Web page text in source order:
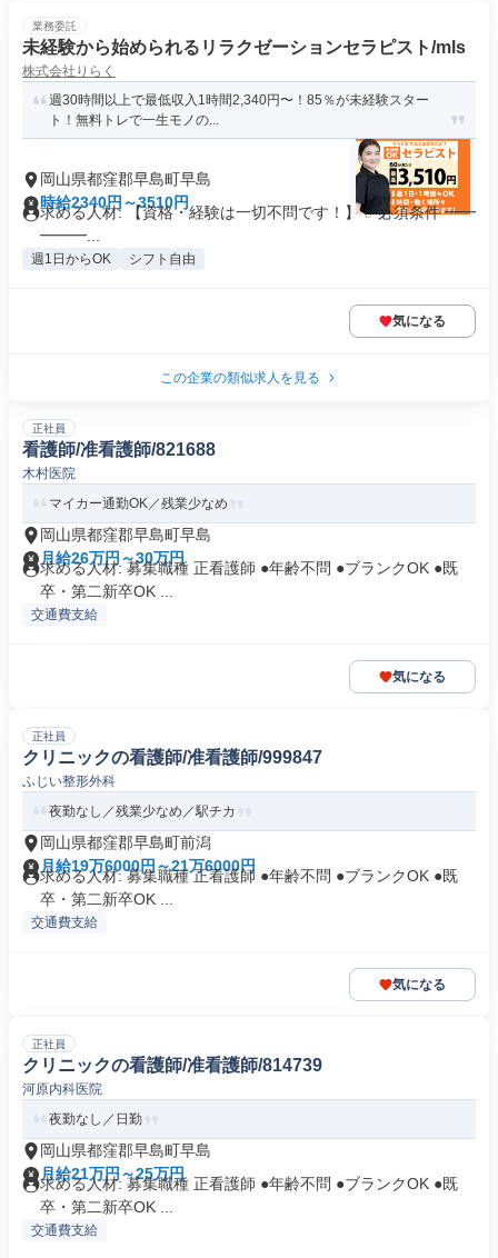
業務委託
未経験から始められるリラクゼーションセラピスト/mls
株式会社りらく
週30時間以上で最低収入1時間2,340円〜！85％が未経験スター
ト！無料トレで一生モノの...
岡山県都窪郡早島町早島
時給2340円～3510円
求める人材: 【資格・経験は一切不問です！】 ✅必須条件 ━━
━━━...
週1日からOK シフト自由
気になる
この企業の類似求人を見る
正社員
看護師/准看護師/821688
木村医院
マイカー通勤OK／残業少なめ
岡山県都窪郡早島町早島
月給26万円～30万円
求める人材: 募集職種 正看護師 ●年齢不問 ●ブランクOK ●既
卒・第二新卒OK ...
交通費支給
気になる
正社員
クリニックの看護師/准看護師/999847
ふじい整形外科
夜勤なし／残業少なめ／駅チカ
岡山県都窪郡早島町前潟
月給19万6000円～21万6000円
求める人材: 募集職種 正看護師 ●年齢不問 ●ブランクOK ●既
卒・第二新卒OK ...
交通費支給
気になる
正社員
クリニックの看護師/准看護師/814739
河原内科医院
夜勤なし／日勤
岡山県都窪郡早島町早島
月給21万円～25万円
求める人材: 募集職種 正看護師 ●年齢不問 ●ブランクOK ●既
卒・第二新卒OK ...
交通費支給